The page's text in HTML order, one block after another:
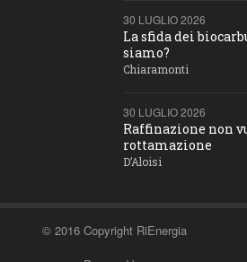
30 LUGLIO 2026
La sfida dei
siamo?
Chiaramonti
30 LUGLIO 2026
Raffinazione non
rottamazione
D’Aloisi
© 2016 Copyright RiEnergia